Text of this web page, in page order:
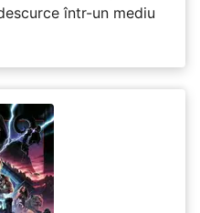
într-un mediu